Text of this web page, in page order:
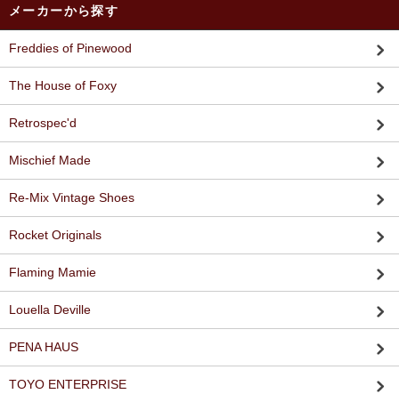
メーカーから探す
Freddies of Pinewood
The House of Foxy
Retrospec'd
Mischief Made
Re-Mix Vintage Shoes
Rocket Originals
Flaming Mamie
Louella Deville
PENA HAUS
TOYO ENTERPRISE